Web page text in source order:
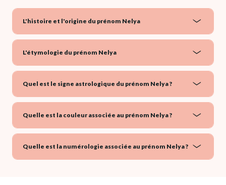
L'histoire et l'origine du prénom Nelya
L'étymologie du prénom Nelya
Quel est le signe astrologique du prénom Nelya ?
Quelle est la couleur associée au prénom Nelya ?
Quelle est la numérologie associée au prénom Nelya ?